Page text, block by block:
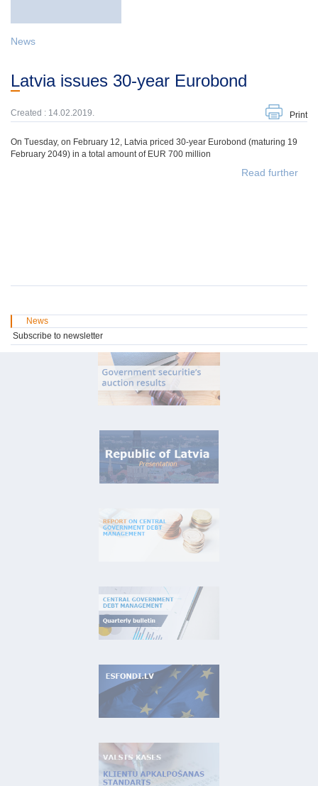
News
Latvia issues 30-year Eurobond
Created : 14.02.2019. Print
On Tuesday, on February 12, Latvia priced 30-year Eurobond (maturing 19
February 2049) in a total amount of EUR 700 million
Read further
News
Subscribe to newsletter